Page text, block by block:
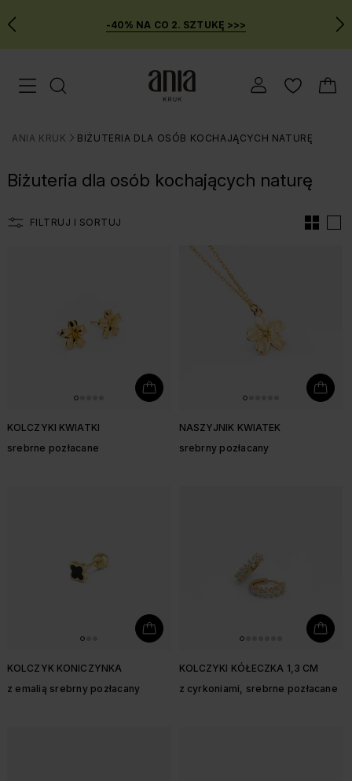
Przejdź
do
FILTRÓW
MENU
-40% NA CO 2. SZTUKĘ >>>
Menu mobilne
ANIA KRUK
>
BIŻUTERIA DLA OSÓB KOCHAJĄCYCH NATURĘ
Biżuteria dla osób kochających naturę
FILTRUJ I SORTUJ
KOLCZYKI KWIATKI
srebrne pozłacane
NASZYJNIK KWIATEK
srebrny pozłacany
KOLCZYK KONICZYNKA
z emalią srebrny pozłacany
KOLCZYKI KÓŁECZKA 1,3 CM
z cyrkoniami, srebrne pozłacane